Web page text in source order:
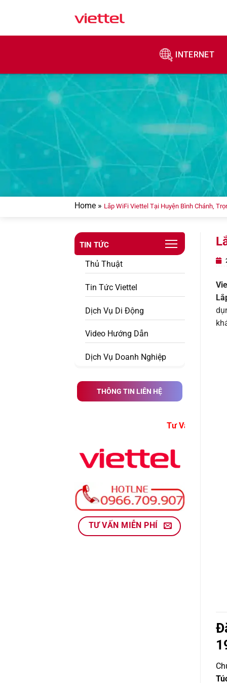
INTERNET
Home » Lắp WiFi Viettel Tại Huyện Bình Chánh,
TIN TỨC
Thủ Thuật
Tin Tức Viettel
Dịch Vụ Di Động
Video Hướng Dẫn
Dịch Vụ Doanh Nghiệp
THÔNG TIN LIÊN HỆ
TƯ VẤN MIỄN PHÍ